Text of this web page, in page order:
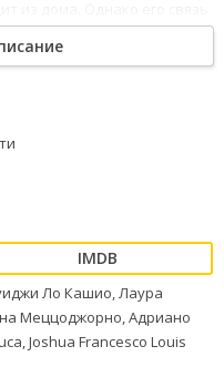
чем он предполагал.
Ло Кашио, Лаура
Меццоджорно, Адриано
Joshua Francesco Louis